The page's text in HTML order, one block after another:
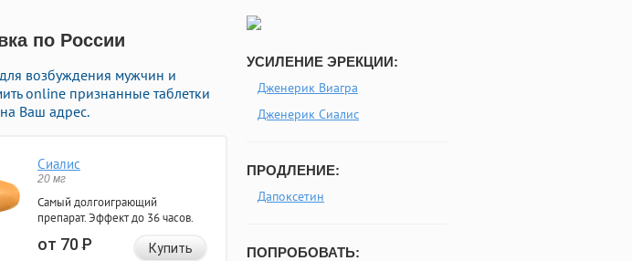
по России
возбуждения мужчин и
online признанные таблетки
Ваш адрес.
Сиалис
20 мг
Самый долгоиграющий
препарат. Эффект до 36 часов.
от 70Р Купить
УСИЛЕНИЕ ЭРЕКЦИИ:
Дженерик Виагра
Дженерик Сиалис
ПРОДЛЕНИЕ:
Дапоксетин
ПОПРОБОВАТЬ: